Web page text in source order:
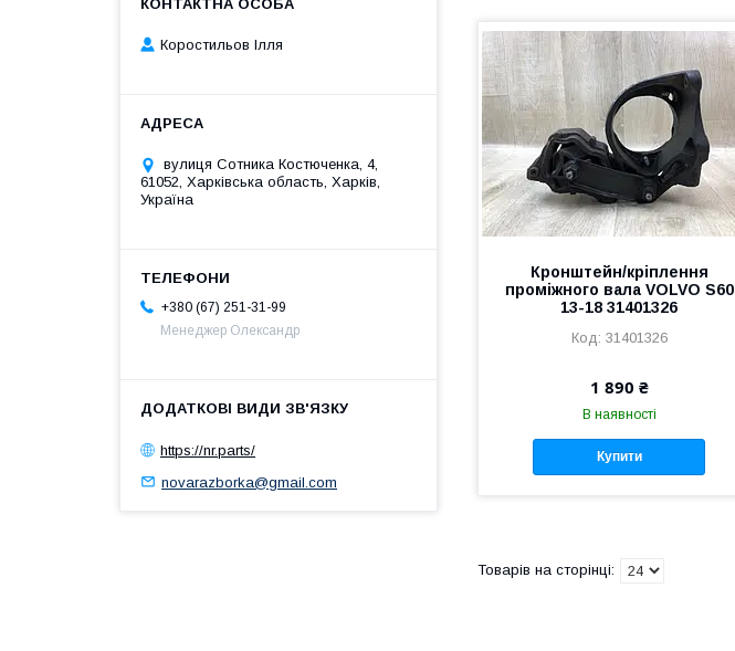
Кронштейн/кріплення
проміжного вала VOLVO S60
13-18 31401326
31401326
1 890 ₴
В наявності
Купити
Коростильов Ілля
вулиця Сотника Костюченка, 4,
61052, Харківська область, Харків,
Україна
+380 (67) 251-31-99
Менеджер Олександр
https://nr.parts/
novarazborka@gmail.com